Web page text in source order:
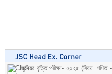
জুনিয়র বৃত্তি পরীক্ষা- ২০২৫ (বিষয়: গণিত -